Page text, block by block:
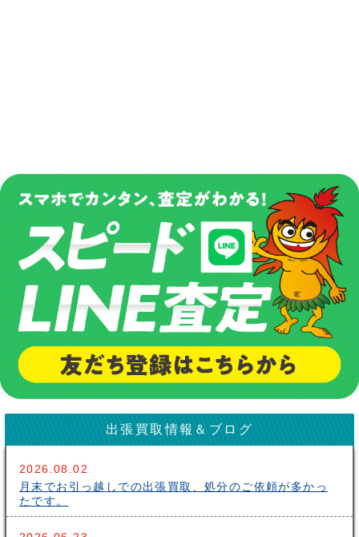
出張買取情報＆ブログ
2026.08.02
月末でお引っ越しでの出張買取、処分のご依頼が多かっ
たです。